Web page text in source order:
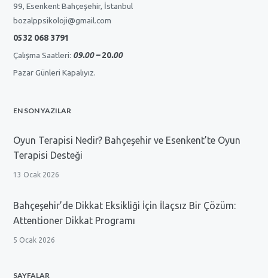
99, Esenkent Bahçeşehir, İstanbul
bozalppsikoloji@gmail.com
0532 068 3791
Çalışma Saatleri: 09.00 –20.00
Pazar Günleri Kapalıyız.
EN SON YAZILAR
Oyun Terapisi Nedir? Bahçeşehir ve Esenkent’te Oyun
Terapisi Desteği
13 Ocak 2026
Bahçeşehir’de Dikkat Eksikliği İçin İlaçsız Bir Çözüm:
Attentioner Dikkat Programı
5 Ocak 2026
SAYFALAR